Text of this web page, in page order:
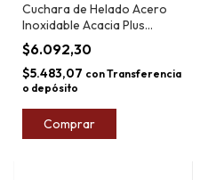
Cuchara de Helado Acero
Inoxidable Acacia Plus
Market 21cm
$6.092,30
$5.483,07 conTransferencia
o depósito
Comprar